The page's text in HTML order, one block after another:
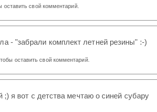
оставить свой комментарий.
- "забрали комплект летней резины" :-)
оставить свой комментарий.
вот с детства мечтаю о синей субару